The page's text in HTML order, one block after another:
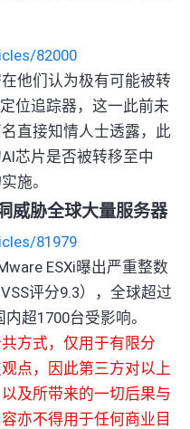
82000
他们认为极有可能被转
位追踪器，这一此前未
直接知情人士透露，此
芯片是否被转移至中
施。
威胁全球大量服务器
81979
ESXi曝出严重整数
评分9.3），全球超过
超1700台受影响。
方式，仅用于有限分
点，因此第三方对以上
及所带来的一切后果与
亦不得用于任何商业目